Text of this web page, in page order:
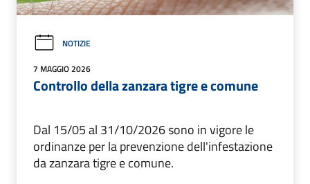
NOTIZIE
7 MAGGIO 2026
Controllo della zanzara tigre e comune
Dal 15/05 al 31/10/2026 sono in vigore le
ordinanze per la prevenzione dell'infestazione
da zanzara tigre e comune.